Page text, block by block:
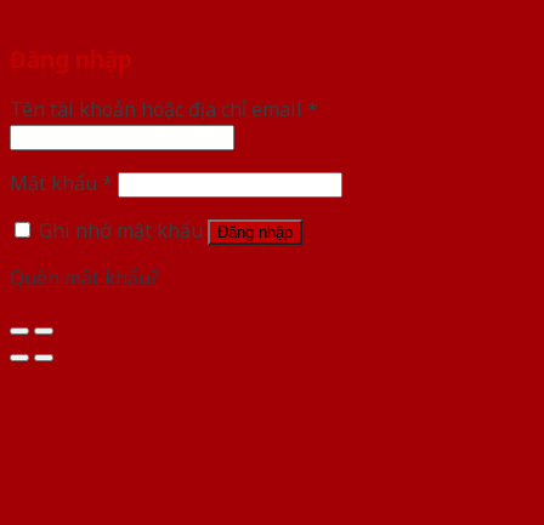
Đăng nhập
Tên tài khoản hoặc địa chỉ email *
Mật khẩu *
Ghi nhớ mật khẩu
Đăng nhập
Quên mật khẩu?